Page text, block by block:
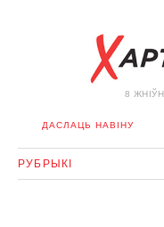
8
ДАСЛАЦЬ НАВІНУ
РУБРЫКІ